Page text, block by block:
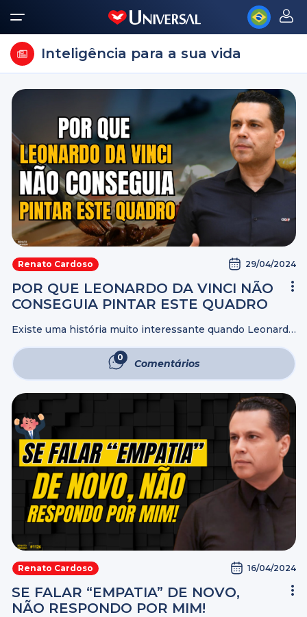
Inteligência para a sua vida
Renato Cardoso 29/04/2024
POR QUE LEONARDO DA VINCI NÃO
CONSEGUIA PINTAR ESTE QUADRO
Existe uma história muito interessante quando Leonardo
mesmo conta que pouco antes de começar a pintar esse
quadro teve uma ...
0 Comentários
Renato Cardoso 16/04/2024
SE FALAR “EMPATIA” DE NOVO,
NÃO RESPONDO POR MIM!